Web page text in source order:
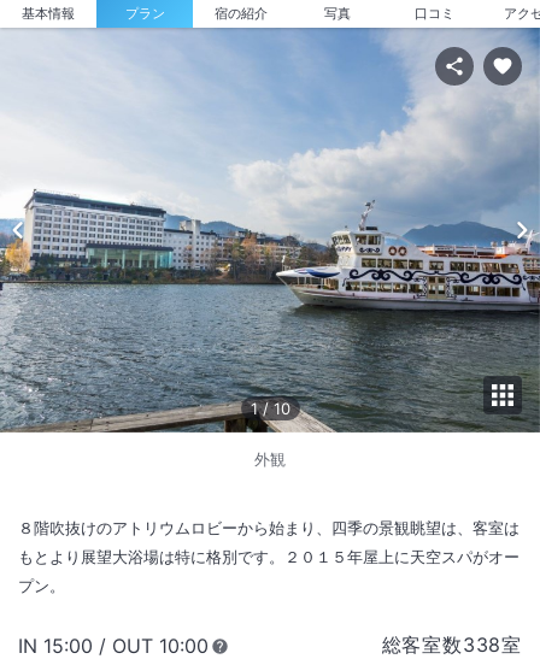
基本情報 プラン 宿の紹介 写真 口コミ アク
1 /10
外観
８階吹抜けのアトリウムロビーから始まり、四季の景観眺望は、客室は
もとより展望大浴場は特に格別です。２０１５年屋上に天空スパがオー
プン。
総客室数338室
IN チェックイン
15:00 / OUT チェックアウト
10:00